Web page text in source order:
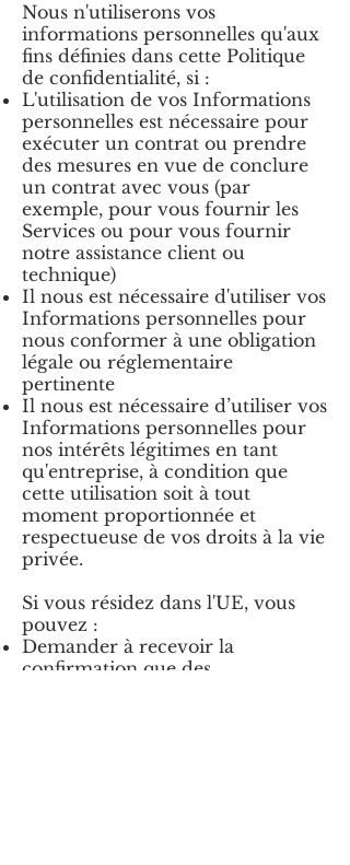
Nous n'utiliserons vos
informations personnelles qu'aux
fins définies dans cette Politique
de confidentialité, si :
L'utilisation de vos Informations
personnelles est nécessaire pour
exécuter un contrat ou prendre
des mesures en vue de conclure
un contrat avec vous (par
exemple, pour vous fournir les
Services ou pour vous fournir
notre assistance client ou
technique)
Il nous est nécessaire d'utiliser vos
Informations personnelles pour
nous conformer à une obligation
légale ou réglementaire
pertinente
Il nous est nécessaire d’utiliser vos
Informations personnelles pour
nos intérêts légitimes en tant
qu'entreprise, à condition que
cette utilisation soit à tout
moment proportionnée et
respectueuse de vos droits à la vie
privée.
Si vous résidez dans l'UE, vous
pouvez :
Demander à recevoir la
confirmation que des